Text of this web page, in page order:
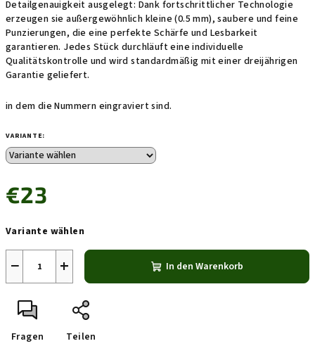
Detailgenauigkeit ausgelegt: Dank fortschrittlicher Technologie
erzeugen sie außergewöhnlich kleine (0.5 mm), saubere und feine
Punzierungen, die eine perfekte Schärfe und Lesbarkeit
garantieren. Jedes Stück durchläuft eine individuelle
Qualitätskontrolle und wird standardmäßig mit einer dreijährigen
Garantie geliefert.
in dem die Nummern eingraviert sind.
VARIANTE:
€23
Variante wählen
+
− In den Warenkorb
Fragen Teilen